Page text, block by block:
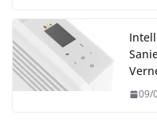
09/